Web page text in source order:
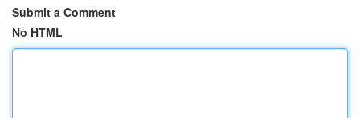
Submit a Comment
No HTML